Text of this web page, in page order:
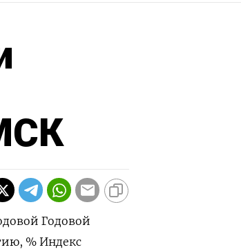
Годовой
% Индекс